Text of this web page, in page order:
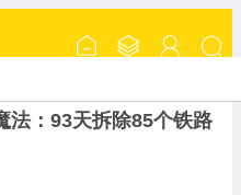
法：93天拆除85个铁路